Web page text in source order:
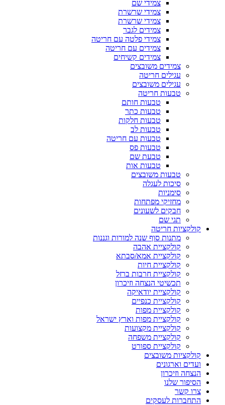
צמידי שם
צמידי שרשרת
צמידי שרשרת
צמידים לגבר
צמידי פלטה עם חריטה
צמידים עם חריטה
צמידים קשיחים
צמידים משובצים
עגילים חריטה
עגילים משובצים
טבעות חריטה
טבעות חותם
טבעות כתר
טבעות חלקות
טבעות לב
טבעות עם חריטה
טבעות פס
טבעת שם
טבעות אות
טבעות משובצים
סיכות לעגלה
סימניות
מחזיקי מפתחות
חבקים לשעונים
תגי שם
קולקציות חריטה
מתנות סוף שנה למורות וגננות
קולקציית אהבה
קולקציית אמא/סבתא
קולקציית חיות
קולקציית חרבות ברזל
תכשיטי הנצחה וזיכרון
קולקציית יודאיקה
קולקציית כנפיים
קולקציית מפות
קולקציית מפות וארץ ישראל
קולקציית מקצועות
קולקציית משפחה
קולקציית ספורט
קולקציות משובצים
ועדים וארגונים
הנצחה וזיכרון
הסיפור שלנו
צרו קשר
התחברות לעסקים